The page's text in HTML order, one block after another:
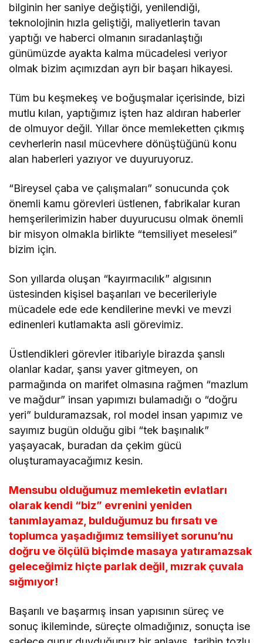
bilginin her saniye değiştiği, yenilendiği,
teknolojinin hızla geliştiği, maliyetlerin tavan
yaptığı ve haberci olmanın sıradanlaştığı
günümüzde ayakta kalma mücadelesi veriyor
olmak bizim açımızdan ayrı bir başarı hikayesi.
Tüm bu keşmekeş ve boğuşmalar içerisinde, bizi
mutlu kılan, yaptığımız işten haz aldıran haberler
de olmuyor değil. Yıllar önce memleketten çıkmış
cevherlerin nasıl mücevhere dönüştüğünü konu
alan haberleri yazıyor ve duyuruyoruz.
“Bireysel çaba ve çalışmaları” sonucunda çok
önemli kamu görevleri üstlenen, fabrikalar kuran
hemşerilerimizin haber duyurucusu olmak önemli
bir misyon olmakla birlikte “temsiliyet meselesi”
bizim için.
Son yıllarda oluşan “kayırmacılık” algısının
üstesinden kişisel başarıları ve becerileriyle
mücadele ede ede kendilerine mevki ve mevzi
edinenleri kutlamakta asli görevimiz.
Üstlendikleri görevler itibariyle birazda şanslı
olanlar kadar, şansı yaver gitmeyen, on
parmağında on marifet olmasına rağmen “mazlum
ve mağdur” insan yapımızı bulamadığı o “doğru
yeri” bulduramazsak, rol model insan yapımız ve
sayımız bugün olduğu gibi “tek başınalık”
yaşayacak, buradan da çekim gücü
oluşturamayacağımız kesin.
Mensubu olduğumuz memleketin evlatları
olarak kendi “biz” evrenini yeniden
tanımlayamaz, bulduğumuz bu fırsatı ve
toplumca yaşadığımız temsiliyet sorunu’nu
doğru ve ölçülü biçimde masaya yatıramazsak
geleceğimiz hiçte parlak değil, mızrak çuvala
sığmıyor!
Başarılı ve başarmış insan yapısının süreç ve
sonuç ikileminde, süreçte olmadığınız, sonuçta ise